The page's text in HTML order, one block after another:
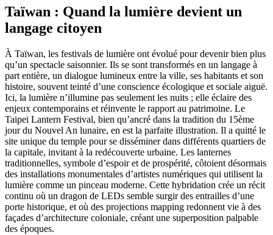
Taïwan : Quand la lumière devient un
langage citoyen
À Taïwan, les festivals de lumière ont évolué pour devenir bien plus
qu’un spectacle saisonnier. Ils se sont transformés en un langage à
part entière, un dialogue lumineux entre la ville, ses habitants et son
histoire, souvent teinté d’une conscience écologique et sociale aiguë.
Ici, la lumière n’illumine pas seulement les nuits ; elle éclaire des
enjeux contemporains et réinvente le rapport au patrimoine. Le
Taipei Lantern Festival, bien qu’ancré dans la tradition du 15ème
jour du Nouvel An lunaire, en est la parfaite illustration. Il a quitté le
site unique du temple pour se disséminer dans différents quartiers de
la capitale, invitant à la redécouverte urbaine. Les lanternes
traditionnelles, symbole d’espoir et de prospérité, côtoient désormais
des installations monumentales d’artistes numériques qui utilisent la
lumière comme un pinceau moderne. Cette hybridation crée un récit
continu où un dragon de LEDs semble surgir des entrailles d’une
porte historique, et où des projections mapping redonnent vie à des
façades d’architecture coloniale, créant une superposition palpable
des époques.